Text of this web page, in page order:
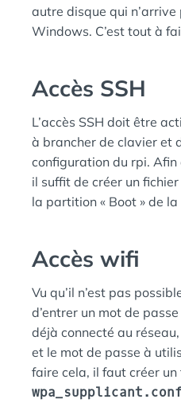
autre disque qui
Windows. C’est tout à
Accès SSH
L’accès SSH doit être
à brancher de clavier et
configuration du rpi. Afin
il suffit de créer un
la partition « Boot » de la
Accès wifi
Vu qu’il n’est pas
d’entrer un mot de
déjà connecté au
et le mot de passe à
faire cela, il faut créer un
wpa_supplicant.conf